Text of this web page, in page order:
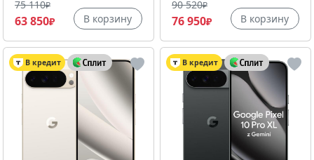
75 110₽
63 850₽ В корзину
90 520₽
76 950₽ В корзину
В кредит В кредит